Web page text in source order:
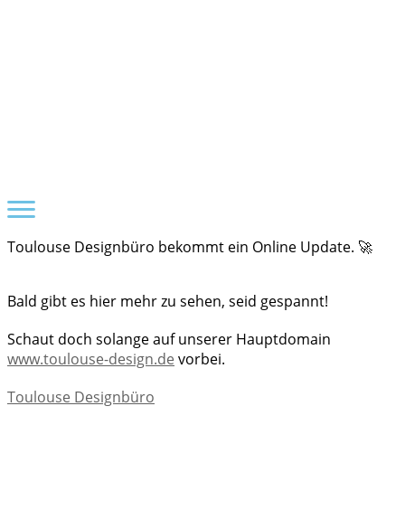
Toulouse Designbüro bekommt ein Online Update. 🚀
Bald gibt es hier mehr zu sehen, seid gespannt!
Schaut doch solange auf unserer Hauptdomain
www.toulouse-design.de vorbei.
Toulouse Designbüro